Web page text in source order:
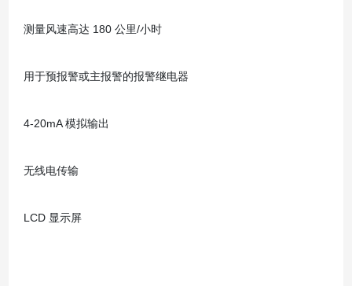
测量风速高达 180 公里/小时
用于预报警或主报警的报警继电器
4-20mA 模拟输出
无线电传输
LCD 显示屏